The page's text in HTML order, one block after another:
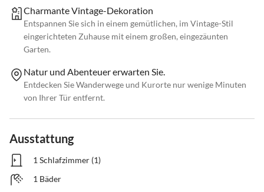
Charmante Vintage-Dekoration
Entspannen Sie sich in einem gemütlichen, im Vintage-Stil
eingerichteten Zuhause mit einem großen, eingezäunten
Garten.
Natur und Abenteuer erwarten Sie.
Entdecken Sie Wanderwege und Kurorte nur wenige Minuten
von Ihrer Tür entfernt.
Ausstattung
1 Schlafzimmer (1)
1 Bäder